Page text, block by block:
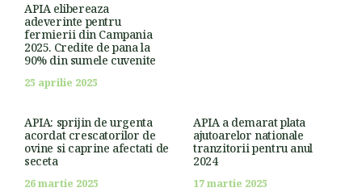
APIA elibereaza
adeverinte pentru
fermierii din Campania
2025. Credite de pana la
90% din sumele cuvenite
25 aprilie 2025
APIA: sprijin de urgenta
acordat crescatorilor de
ovine si caprine afectati de
seceta
26 martie 2025
APIA a demarat plata
ajutoarelor nationale
tranzitorii pentru anul
2024
17 martie 2025